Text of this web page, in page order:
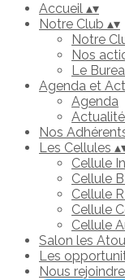
Accueil ▴▾
Notre Club ▴▾
Notre
Nos
Le
Agenda et
Agenda
Nos
Les Cellules ▴
Cellule
Cellule
Cellule
Cellule
Cellule
Salon les
Les
Nous rejoindre